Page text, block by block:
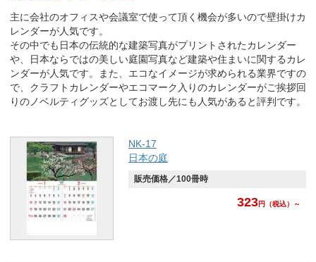
主に会社のオフィスや会議室で使って頂く機会が多いので壁掛けカ
レンダーが人気です。
その中でも日本の伝統的な建築写真がプリントされたカレンダー
や、日本ならではの美しい庭園写真など建築や住まいに関するカレ
ンダーが人気です。また、エコなイメージが求められる業界ですの
で、クラフトカレンダーやエコマーク入りのカレンダーがご挨拶回
りのノベルティグッズとしてお渡し先にも人気があると評判です。
NK-17
日本の庭
販売価格／100冊時
323円 （税込）～